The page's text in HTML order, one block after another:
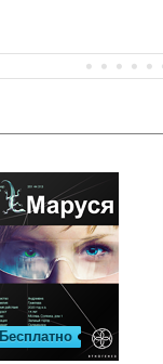
Бесплатно